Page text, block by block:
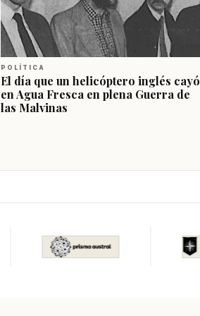
POLÍTICA
El día que un helicóptero inglés cayó
en Agua Fresca en plena Guerra de
las Malvinas